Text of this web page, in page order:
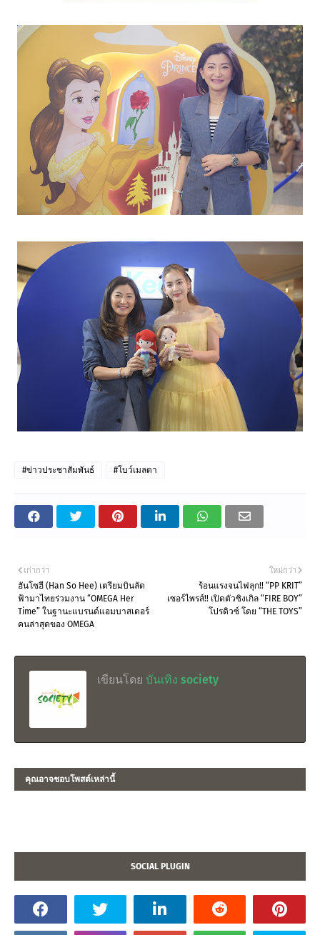
#ข่าวประชาสัมพันธ์ #โบว์เมลดา
ใหม่กว่า
ร้อนแรงจนไฟลุก!! “PP KRIT”
เซอร์ไพรส์!! เปิดตัวซิงเกิล “FIRE BOY”
โปรดิวซ์ โดย “THE TOYS”
เก่ากว่า
ฮันโซฮี (Han So Hee) เตรียมบินลัด
ฟ้ามาไทยร่วมงาน “OMEGA Her
Time” ในฐานะแบรนด์แอมบาสเดอร์
คนล่าสุดของ OMEGA
เขียนโดย บันเทิง society
คุณอาจชอบโพสต์เหล่านี้
SOCIAL PLUGIN